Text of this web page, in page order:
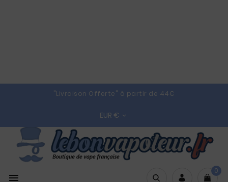
"Livraison Offerte" à partir de 44€
EUR € 

0